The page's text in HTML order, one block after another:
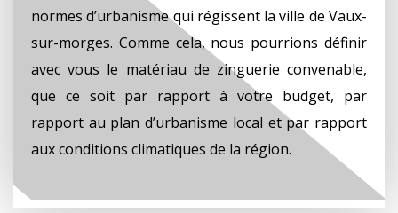
normes d’urbanisme qui régissent la ville de Vaux-
sur-morges. Comme cela, nous pourrions définir
avec vous le matériau de zinguerie convenable,
que ce soit par rapport à votre budget, par
rapport au plan d’urbanisme local et par rapport
aux conditions climatiques de la région.